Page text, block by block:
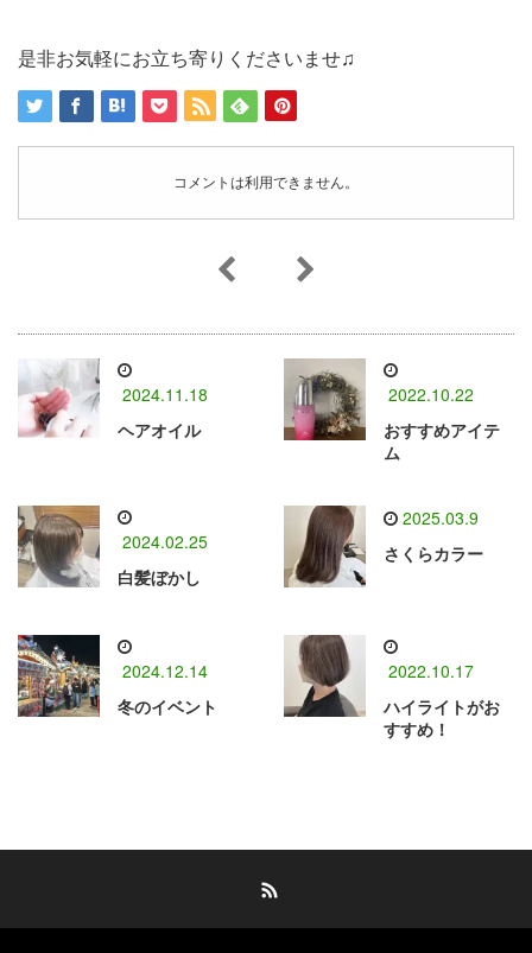
是非お気軽にお立ち寄りくださいませ♫
コメントは利用できません。
2024.11.18
ヘアオイル
2022.10.22
おすすめアイテ
ム
2024.02.25
白髪ぼかし
2025.03.9
さくらカラー
2024.12.14
冬のイベント
2022.10.17
ハイライトがお
すすめ！